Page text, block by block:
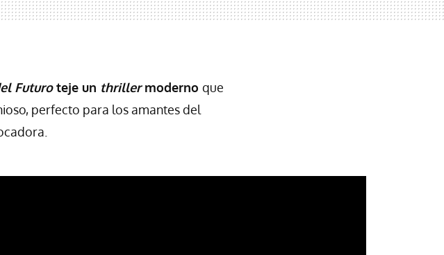
Futuroteje un thrillermoderno que
perfecto para los amantes del